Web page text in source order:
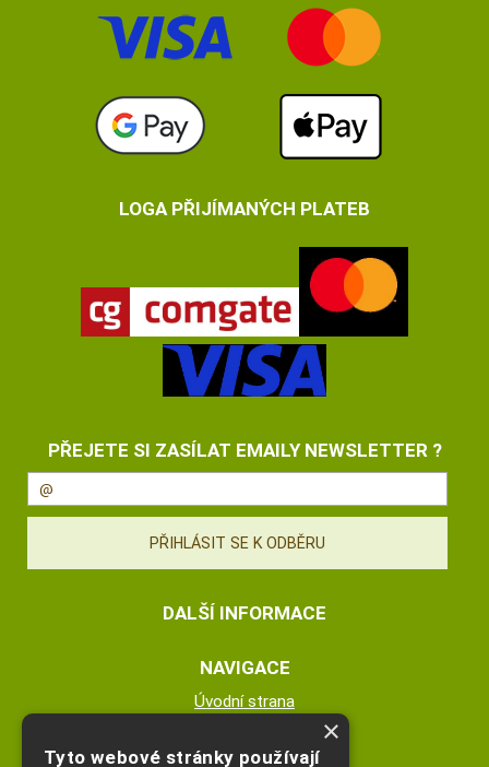
LOGA PŘIJÍMANÝCH PLATEB
PŘEJETE SI ZASÍLAT EMAILY NEWSLETTER ?
DALŠÍ INFORMACE
NAVIGACE
Úvodní strana
Nákupní košík
×
Tyto webové stránky používají